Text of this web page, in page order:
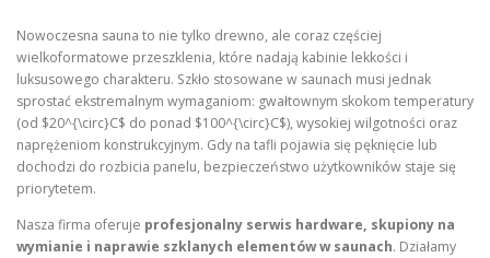
Nowoczesna sauna to nie tylko drewno, ale coraz częściej
wielkoformatowe przeszklenia, które nadają kabinie lekkości i
luksusowego charakteru. Szkło stosowane w saunach musi jednak
sprostać ekstremalnym wymaganiom: gwałtownym skokom temperatury
(od $20^{\circ}C$ do ponad $100^{\circ}C$), wysokiej wilgotności oraz
naprężeniom konstrukcyjnym. Gdy na tafli pojawia się pęknięcie lub
dochodzi do rozbicia panelu, bezpieczeństwo użytkowników staje się
priorytetem.
Nasza firma oferuje profesjonalny serwis hardware, skupiony na
wymianie i naprawie szklanych elementów w saunach. Działamy